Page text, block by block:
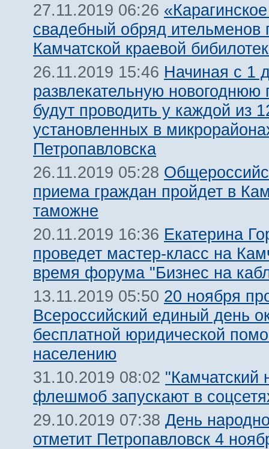
27.11.2019 06:26
свадебный обряд ительменов
Камчатской краевой
26.11.2019 15:46 Начиная с 1
развлекательную новогоднюю
будут проводить у каждой из
установленных в
Петропавловска
26.11.2019 05:28
приема граждан пройдет в
таможне
20.11.2019 16:36 Екатерина
проведет мастер-класс на
время форума "Бизнес на
13.11.2019 05:50 20 ноября
Всероссийский единый день
бесплатной юридической
населению
31.10.2019 08:02 "Камчатский
флешмоб запускают в
29.10.2019 07:38 День
отметит Петропавловск 4